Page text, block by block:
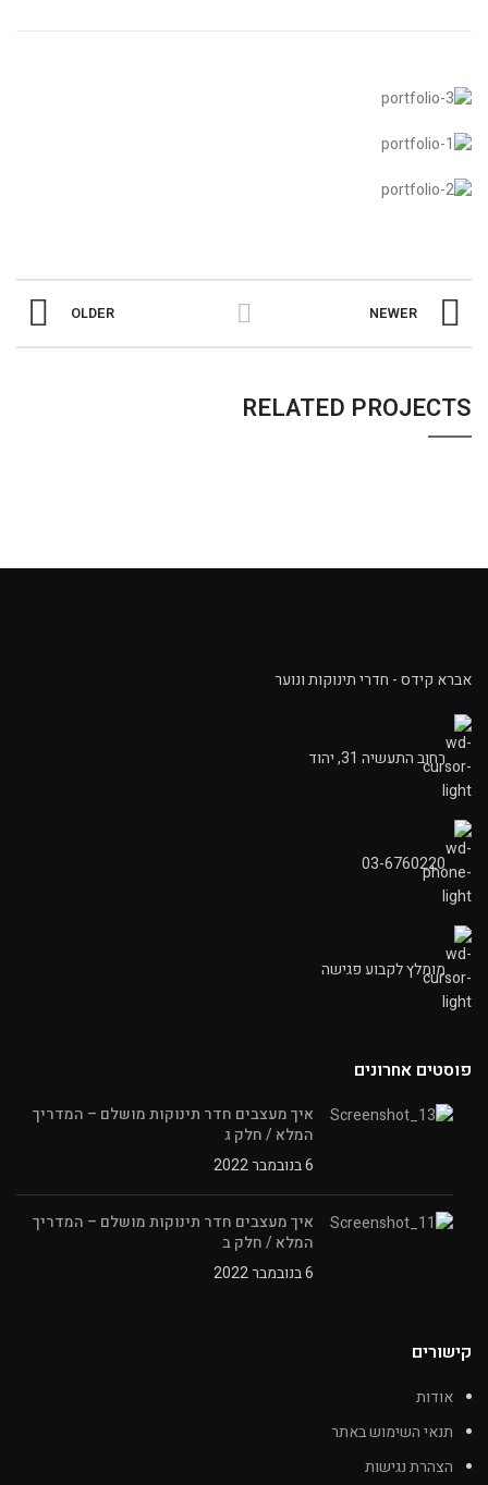
NEWER
OLDER
RELATED PROJECTS
אברא קידס - חדרי תינוקות ונוער
רחוב התעשיה 31, יהוד
03-6760220
מומלץ לקבוע פגישה
פוסטים אחרונים
איך מעצבים חדר תינוקות מושלם – המדריך
המלא / חלק ג
6 בנובמבר 2022
איך מעצבים חדר תינוקות מושלם – המדריך
המלא / חלק ב
6 בנובמבר 2022
קישורים
אודות
תנאי השימוש באתר
הצהרת נגישות